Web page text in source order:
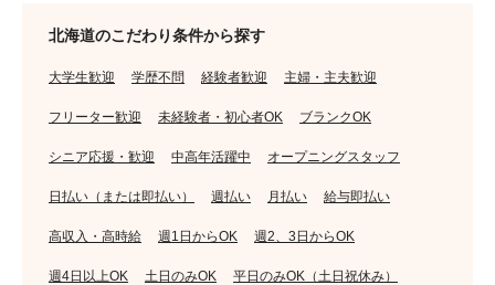
北海道のこだわり条件から探す
大学生歓迎 学歴不問 経験者歓迎 主婦・主夫歓迎
フリーター歓迎 未経験者・初心者OK ブランクOK
シニア応援・歓迎 中高年活躍中 オープニングスタッフ
日払い（または即払い） 週払い 月払い 給与即払い
高収入・高時給 週1日からOK 週2、3日からOK
週4日以上OK 土日のみOK 平日のみOK（土日祝休み）